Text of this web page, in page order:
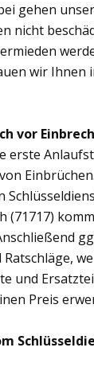
gehen
nicht
wir Ihnen
vor
erste
(71717)
und
Preis